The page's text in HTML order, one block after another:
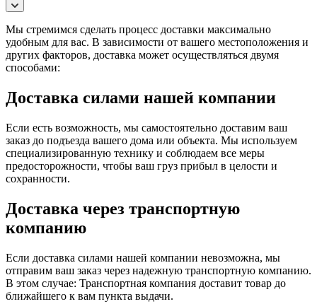
Мы стремимся сделать процесс доставки максимально
удобным для вас. В зависимости от вашего местоположения и
других факторов, доставка может осуществляться двумя
способами:
Доставка силами нашей компании
Если есть возможность, мы самостоятельно доставим ваш
заказ до подъезда вашего дома или объекта. Мы используем
специализированную технику и соблюдаем все меры
предосторожности, чтобы ваш груз прибыл в целости и
сохранности.
Доставка через транспортную
компанию
Если доставка силами нашей компании невозможна, мы
отправим ваш заказ через надежную транспортную компанию.
В этом случае: Транспортная компания доставит товар до
ближайшего к вам пункта выдачи.